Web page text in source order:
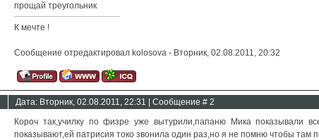
прощай треугольник
К мечте !
Сообщение отредактировал kolosova - Вторник, 02.08.2011, 20:32
Дата: Вторник, 02.08.2011, 22:31 | Сообщение # 2
Короч так,училку по физре уже вытурили,папаню Мика показывали
показывают,ей патрисия токо звонила один раз,но я не помню чтобы там